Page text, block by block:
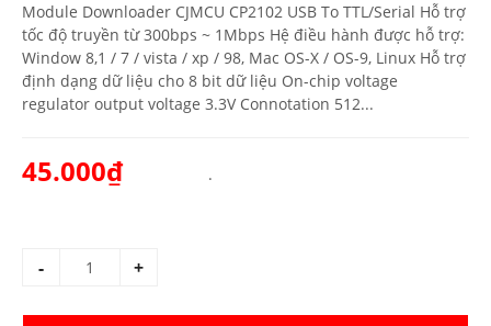
Module Downloader CJMCU CP2102 USB To TTL/Serial Hỗ trợ
tốc độ truyền từ 300bps ~ 1Mbps Hệ điều hành được hỗ trợ:
Window 8,1 / 7 / vista / xp / 98, Mac OS-X / OS-9, Linux Hỗ trợ
định dạng dữ liệu cho 8 bit dữ liệu On-chip voltage
regulator output voltage 3.3V Connotation 512...
45.000₫ .
- +